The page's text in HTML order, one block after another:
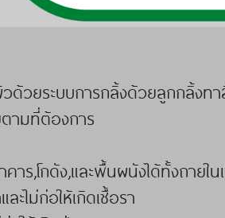
ะบบการกลิ้งด้วยลูกกลิ้งทาสี
ามที่ต้องการ
าร,โกดัง,และพื้นผนังได้ทั้งถายใ
ะไม่ก่อให้เกิดเชื้อรา